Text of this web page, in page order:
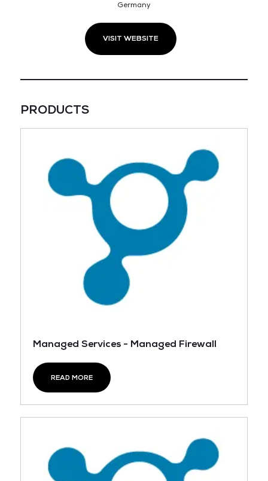
Germany
VISIT WEBSITE
PRODUCTS
Managed Services - Managed Firewall
READ MORE